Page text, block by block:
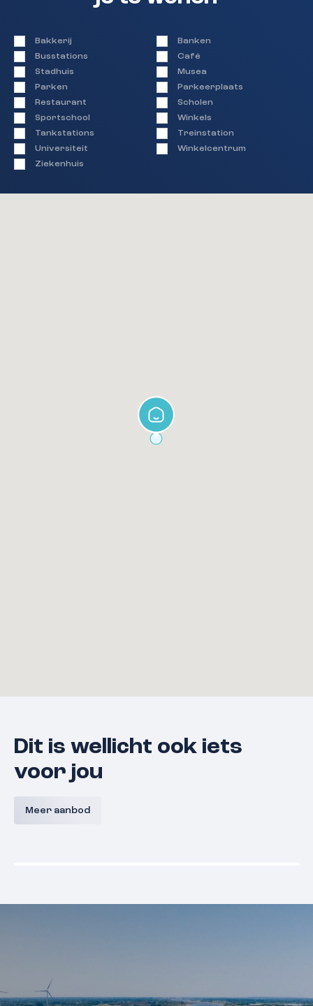
Bakkerij
Banken
Busstations
Café
Stadhuis
Musea
Parken
Parkeerplaats
Restaurant
Scholen
Sportschool
Winkels
Tankstations
Treinstation
Universiteit
Winkelcentrum
Ziekenhuis
Dit is wellicht ook iets
voor jou
Meer aanbod
Bouwnummer 9 A,